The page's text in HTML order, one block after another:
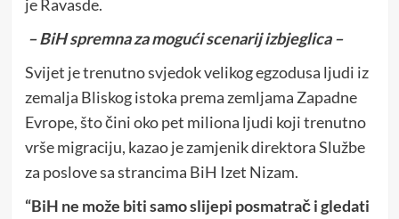
je Ravasde.
– BiH spremna za mogući scenarij izbjeglica –
Svijet je trenutno svjedok velikog egzodusa ljudi iz
zemalja Bliskog istoka prema zemljama Zapadne
Evrope, što čini oko pet miliona ljudi koji trenutno
vrše migraciju, kazao je zamjenik direktora Službe
za poslove sa strancima BiH Izet Nizam.
“BiH ne može biti samo slijepi posmatrač i gledati